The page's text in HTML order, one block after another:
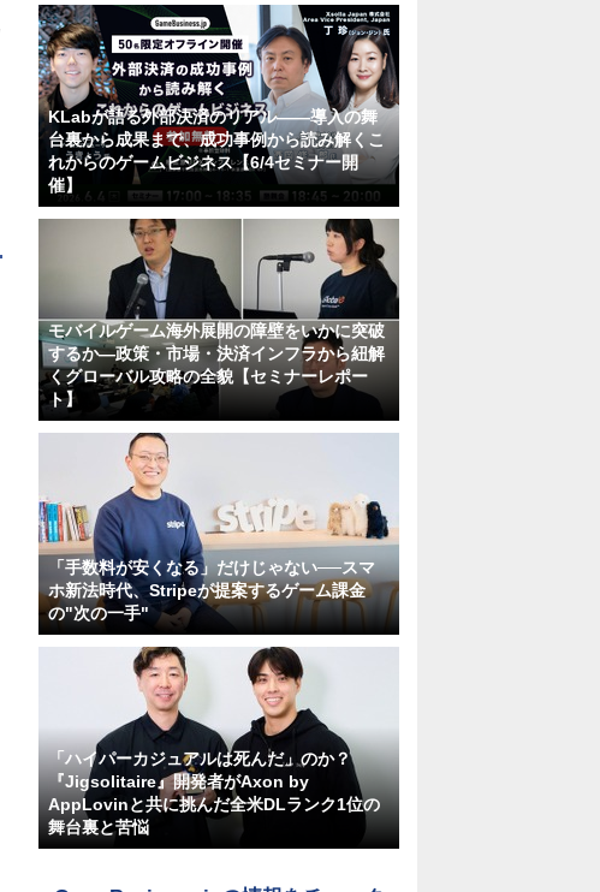
KLabが語る外部決済のリアル――導入の舞
台裏から成果まで、成功事例から読み解くこ
れからのゲームビジネス【6/4セミナー開
催】
モバイルゲーム海外展開の障壁をいかに突破
するか―政策・市場・決済インフラから紐解
くグローバル攻略の全貌【セミナーレポー
ト】
「手数料が安くなる」だけじゃない──スマ
ホ新法時代、Stripeが提案するゲーム課金
の"次の一手"
「ハイパーカジュアルは死んだ」のか？
『Jigsolitaire』開発者がAxon by
AppLovinと共に挑んだ全米DLランク1位の
舞台裏と苦悩